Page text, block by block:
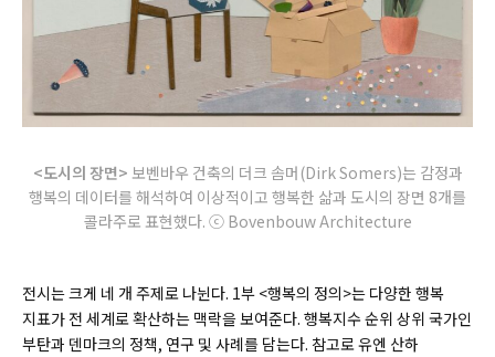
<도시의 장면> 보벤바우 건축의 더크 솜머(Dirk Somers)는 감정과
행복의 데이터를 해석하여 이상적이고 행복한 삶과 도시의 장면 8개를
콜라주로 표현했다. ⓒ Bovenbouw Architecture
전시는 크게 네 개 주제로 나뉜다. 1부 <행복의 정의>는 다양한 행복
지표가 전 세계로 확산하는 맥락을 보여준다. 행복지수 순위 상위 국가인
부탄과 덴마크의 정책, 연구 및 사례를 담는다. 참고로 유엔 산하